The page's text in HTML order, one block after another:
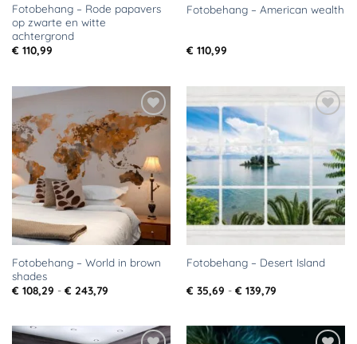
Fotobehang – Rode papavers
op zwarte en witte
achtergrond
€ 110,99
Fotobehang – American wealth
€ 110,99
Toevoegen
aan
verlanglijst
Fotobehang – World in brown
shades
€ 108,29 - € 243,79Prijsklasse:
aan
verlanglijst
Fotobehang – Desert Island
€ 35,69 - € 139,79Prijsklasse: